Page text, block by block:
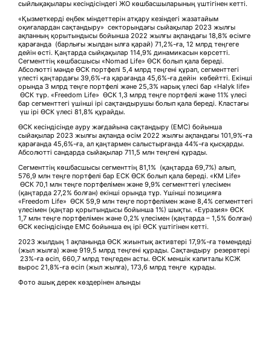
сыйлықақылары кесіндісіндегі ЖО көшбасшыларының үштігінен кетті.
«Қызметкерді еңбек міндеттерін атқару кезіндегі жазатайым
оқиғалардан сақтандыру» секторындағы сыйақылар 2023 жылғы
ақпанның қорытындысы бойынша 2022 жылғы ақпандағы 18,8% өсімге
қарағанда (барлығы жылдан ылға қарай) 71,2%-ға, 12 млрд теңгеге
дейін өсті. Қаңтарда сыйқақылар 114,9% динамикасын көрсетті.
Сегменттің көшбасшысы «Nomad Life» ӨСК болып қала береді.
Абсолютті мәнде ӨСК портфелі 5,4 млрд теңгені құрап, сегменттегі
үлесті қаңтардағы 39,6%-ға қарағанда 45,6%-ға дейін көбейтті. Екінші
орында 3 млрд теңге портфелі және 25,3% нарық үлесі бар «Halyk life»
ӨСК тұр. «Freedom Life» ӨСК 1,3 млрд теңге портфелі және 11% үлесі
бар сегменттегі үшінші ірі сақтандырушы болып қала береді. Кластағы
үш ірі ӨСК үлесі 81,8% құрайды.
ӨСК кесіндісінде ауру жағдайына сақтандыру (ЕМС) бойынша
сыйақылар 2023 жылғы ақпанда өсім 2022 жылғы ақпандағы 101,9%-ға
қарағанда 45,6%-ға, ал қаңтармен салыстырғанда 44%-ға қысқарды.
Абсолютті сандарда сыйақылар 711,5 млн теңгені құрады.
Сегменттің көшбасшысы сегменттің 81,1% (қаңтарда 69,7%) алып,
576,9 млн теңге портфелі бар ЕСК ӨСК болып қала береді. «KM Life»
ӨСК 70,1 млн теңге портфелімен және 9,9% сегменттегі үлесімен
(қаңтарда 27,2% болған) екінші орында тұр. Үшінші позицияға
«Freedom Life» ӨСК 59,9 млн теңге портфелімен және 8,4% сегменттегі
үлесімен (қаңтар қорытындысы бойынша 1%) шықты. «Еуразия» ӨСК
1,7 млн теңге портфелімен және 0,2% үлесімен (қаңтарда – 1,5% болған)
ӨСК кесіндісінде ЕМС бойынша ең ірі ӨСК үштігінен кетті.
2023 жылдың 1 ақпанында ӨСК жиынтық активтері 17,9%-ға төмендеді
(жыл жылға) және 919,5 млрд теңгені құрады. Сақтандыру резервтері
23%-ға өсіп, 660,7 млрд теңгеден асты. ӨСК меншік капиталы КСЖ
вырос 21,8%-ға өсіп (жыл жылға), 173,6 млрд теңге құрады.
Фото ашық дерек көздерінен алынды